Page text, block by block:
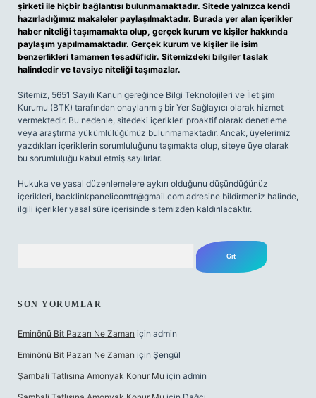
şirketi ile hiçbir bağlantısı bulunmamaktadır. Sitede yalnızca kendi
hazırladığımız makaleler paylaşılmaktadır. Burada yer alan içerikler
haber niteliği taşımamakta olup, gerçek kurum ve kişiler hakkında
paylaşım yapılmamaktadır. Gerçek kurum ve kişiler ile isim
benzerlikleri tamamen tesadüfidir. Sitemizdeki bilgiler taslak
halindedir ve tavsiye niteliği taşımazlar.
Sitemiz, 5651 Sayılı Kanun gereğince Bilgi Teknolojileri ve İletişim
Kurumu (BTK) tarafından onaylanmış bir Yer Sağlayıcı olarak hizmet
vermektedir. Bu nedenle, sitedeki içerikleri proaktif olarak denetleme
veya araştırma yükümlülüğümüz bulunmamaktadır. Ancak, üyelerimiz
yazdıkları içeriklerin sorumluluğunu taşımakta olup, siteye üye olarak
bu sorumluluğu kabul etmiş sayılırlar.
Hukuka ve yasal düzenlemelere aykırı olduğunu düşündüğünüz
içerikleri, backlinkpanelicomtr@gmail.com adresine bildirmeniz halinde,
ilgili içerikler yasal süre içerisinde sitemizden kaldırılacaktır.
SON YORUMLAR
Eminönü Bit Pazarı Ne Zaman için admin
Eminönü Bit Pazarı Ne Zaman için Şengül
Şambali Tatlısına Amonyak Konur Mu için admin